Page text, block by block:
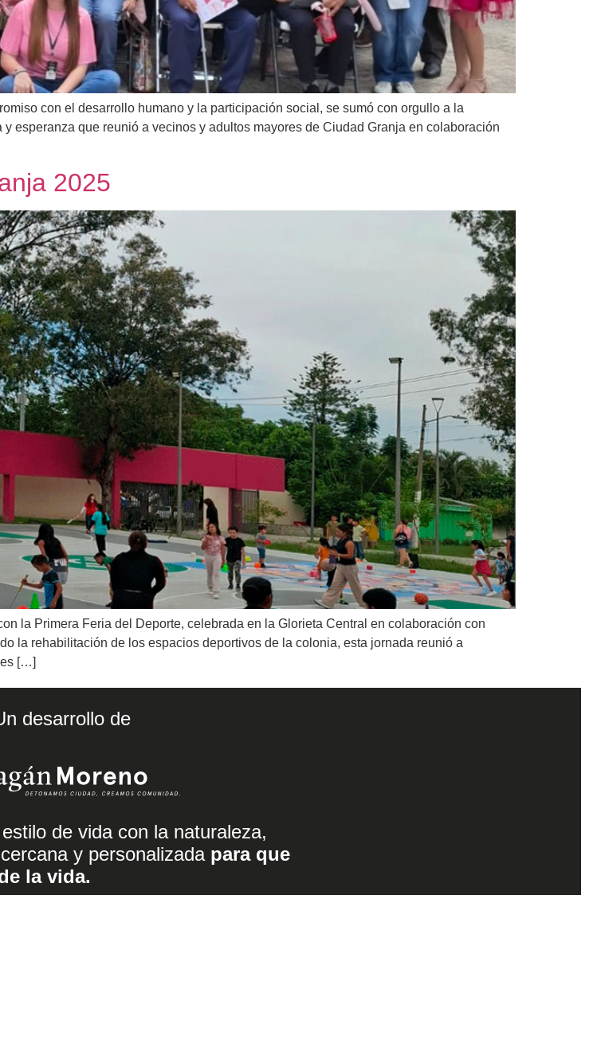
con el desarrollo humano y la participación social, se sumó con orgullo a la
esperanza que reunió a vecinos y adultos mayores de Ciudad Granja en colaboración
2025
la Primera Feria del Deporte, celebrada en la Glorieta Central en colaboración con
la rehabilitación de los espacios deportivos de la colonia, esta jornada reunió a
[…]
desarrollo de
de vida con la naturaleza,
y personalizada para que
la vida.